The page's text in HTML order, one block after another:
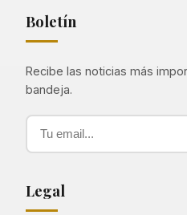
Boletín
Recibe las noticias más
bandeja.
Legal